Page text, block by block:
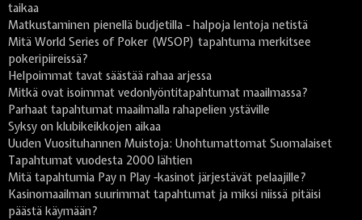
taikaa
Matkustaminen pienellä budjetilla - halpoja lentoja netistä
Mitä World Series of Poker (WSOP) tapahtuma merkitsee
pokeripiireissä?
Helpoimmat tavat säästää rahaa arjessa
Mitkä ovat isoimmat vedonlyöntitapahtumat maailmassa?
Parhaat tapahtumat maailmalla rahapelien ystäville
Syksy on klubikeikkojen aikaa
Uuden Vuosituhannen Muistoja: Unohtumattomat Suomalaiset
Tapahtumat vuodesta 2000 lähtien
Mitä tapahtumia Pay n Play -kasinot järjestävät pelaajille?
Kasinomaailman suurimmat tapahtumat ja miksi niissä pitäisi
päästä käymään?